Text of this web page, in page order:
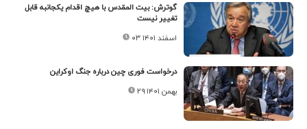
گوترش: بیت المقدس با هیچ اقدام یکجانبه قابل
تغییر نیست
۰۳ اسفند ۱۴۰۱
درخواست فوری چین درباره جنگ اوکراین
۲۹ بهمن ۱۴۰۱